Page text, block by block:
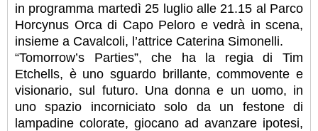
in programma martedì 25 luglio alle 21.15 al Parco
Horcynus Orca di Capo Peloro e vedrà in scena,
insieme a Cavalcoli, l’attrice Caterina Simonelli.
“Tomorrow’s Parties”, che ha la regia di Tim
Etchells, è uno sguardo brillante, commovente e
visionario, sul futuro. Una donna e un uomo, in
uno spazio incorniciato solo da un festone di
lampadine colorate, giocano ad avanzare ipotesi,